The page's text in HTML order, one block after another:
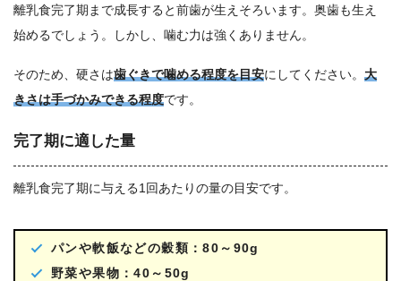
離乳食完了期まで成長すると前歯が生えそろいます。奥歯も生え
始めるでしょう。しかし、噛む力は強くありません。
そのため、硬さは歯ぐきで噛める程度を目安にしてください。 大
きさは手づかみできる程度です。
完了期に適した量
離乳食完了期に与える1回あたりの量の目安です。
パンや軟飯などの穀類：80～90g
野菜や果物：40～50g